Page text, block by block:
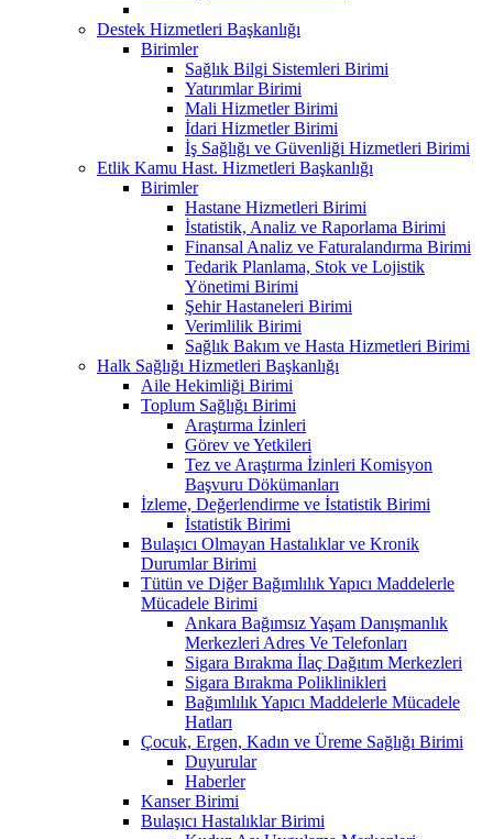
Destek Hizmetleri Başkanlığı
Birimler
Sağlık Bilgi Sistemleri Birimi
Yatırımlar Birimi
Mali Hizmetler Birimi
İdari Hizmetler Birimi
İş Sağlığı ve Güvenliği Hizmetleri Birimi
Etlik Kamu Hast. Hizmetleri Başkanlığı
Birimler
Hastane Hizmetleri Birimi
İstatistik, Analiz ve Raporlama Birimi
Finansal Analiz ve Faturalandırma Birimi
Tedarik Planlama, Stok ve Lojistik
Yönetimi Birimi
Şehir Hastaneleri Birimi
Verimlilik Birimi
Sağlık Bakım ve Hasta Hizmetleri Birimi
Halk Sağlığı Hizmetleri Başkanlığı
Aile Hekimliği Birimi
Toplum Sağlığı Birimi
Araştırma İzinleri
Görev ve Yetkileri
Tez ve Araştırma İzinleri Komisyon
Başvuru Dökümanları
İzleme, Değerlendirme ve İstatistik Birimi
İstatistik Birimi
Bulaşıcı Olmayan Hastalıklar ve Kronik
Durumlar Birimi
Tütün ve Diğer Bağımlılık Yapıcı Maddelerle
Mücadele Birimi
Ankara Bağımsız Yaşam Danışmanlık
Merkezleri Adres Ve Telefonları
Sigara Bırakma İlaç Dağıtım Merkezleri
Sigara Bırakma Poliklinikleri
Bağımlılık Yapıcı Maddelerle Mücadele
Hatları
Çocuk, Ergen, Kadın ve Üreme Sağlığı Birimi
Duyurular
Haberler
Kanser Birimi
Bulaşıcı Hastalıklar Birimi